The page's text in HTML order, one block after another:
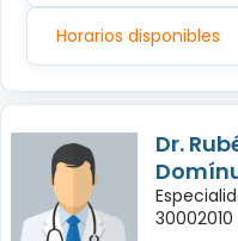
Horarios disponibles
Dr.
30002010